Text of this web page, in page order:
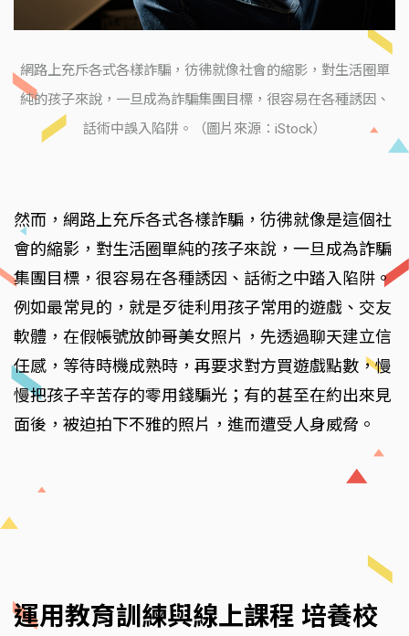
網路上充斥各式各樣詐騙，彷彿就像社會的縮影，對生活圈單
純的孩子來說，一旦成為詐騙集團目標，很容易在各種誘因、
話術中誤入陷阱。（圖片來源：iStock）
然而，網路上充斥各式各樣詐騙，彷彿就像是這個社
會的縮影，對生活圈單純的孩子來說，一旦成為詐騙
集團目標，很容易在各種誘因、話術之中踏入陷阱。
例如最常見的，就是歹徒利用孩子常用的遊戲、交友
軟體，在假帳號放帥哥美女照片，先透過聊天建立信
任感，等待時機成熟時，再要求對方買遊戲點數，慢
慢把孩子辛苦存的零用錢騙光；有的甚至在約出來見
面後，被迫拍下不雅的照片，進而遭受人身威脅。
運用教育訓練與線上課程 培養校